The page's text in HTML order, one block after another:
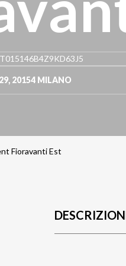
, 20154 MILANO
Fioravanti Est